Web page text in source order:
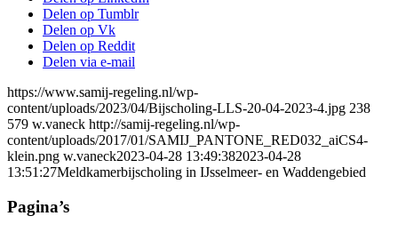
Delen op Tumblr
Delen op Vk
Delen op Reddit
Delen via e-mail
https://www.samij-regeling.nl/wp-
content/uploads/2023/04/Bijscholing-LLS-20-04-2023-4.jpg 238
579 w.vaneck http://samij-regeling.nl/wp-
content/uploads/2017/01/SAMIJ_PANTONE_RED032_aiCS4-
klein.png w.vaneck2023-04-28 13:49:382023-04-28
13:51:27Meldkamerbijscholing in IJsselmeer- en Waddengebied
Pagina’s